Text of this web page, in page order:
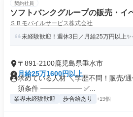
契約社員
ソフトバンクグループの販売・イ
ＳＢモバイルサービス株式会社
未経験歓迎！週休3日／月給25万円以上
〒891-2100鹿児島県垂水市
月給25万1600円以上
求めている人材 ＼学歴不問！販売/
須条件 ━━━━━━ ✅...
業界未経験歓迎 歩合給あり +19個